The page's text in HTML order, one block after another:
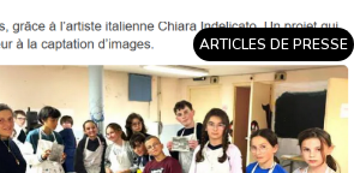
ARTICLES DE PRESSE